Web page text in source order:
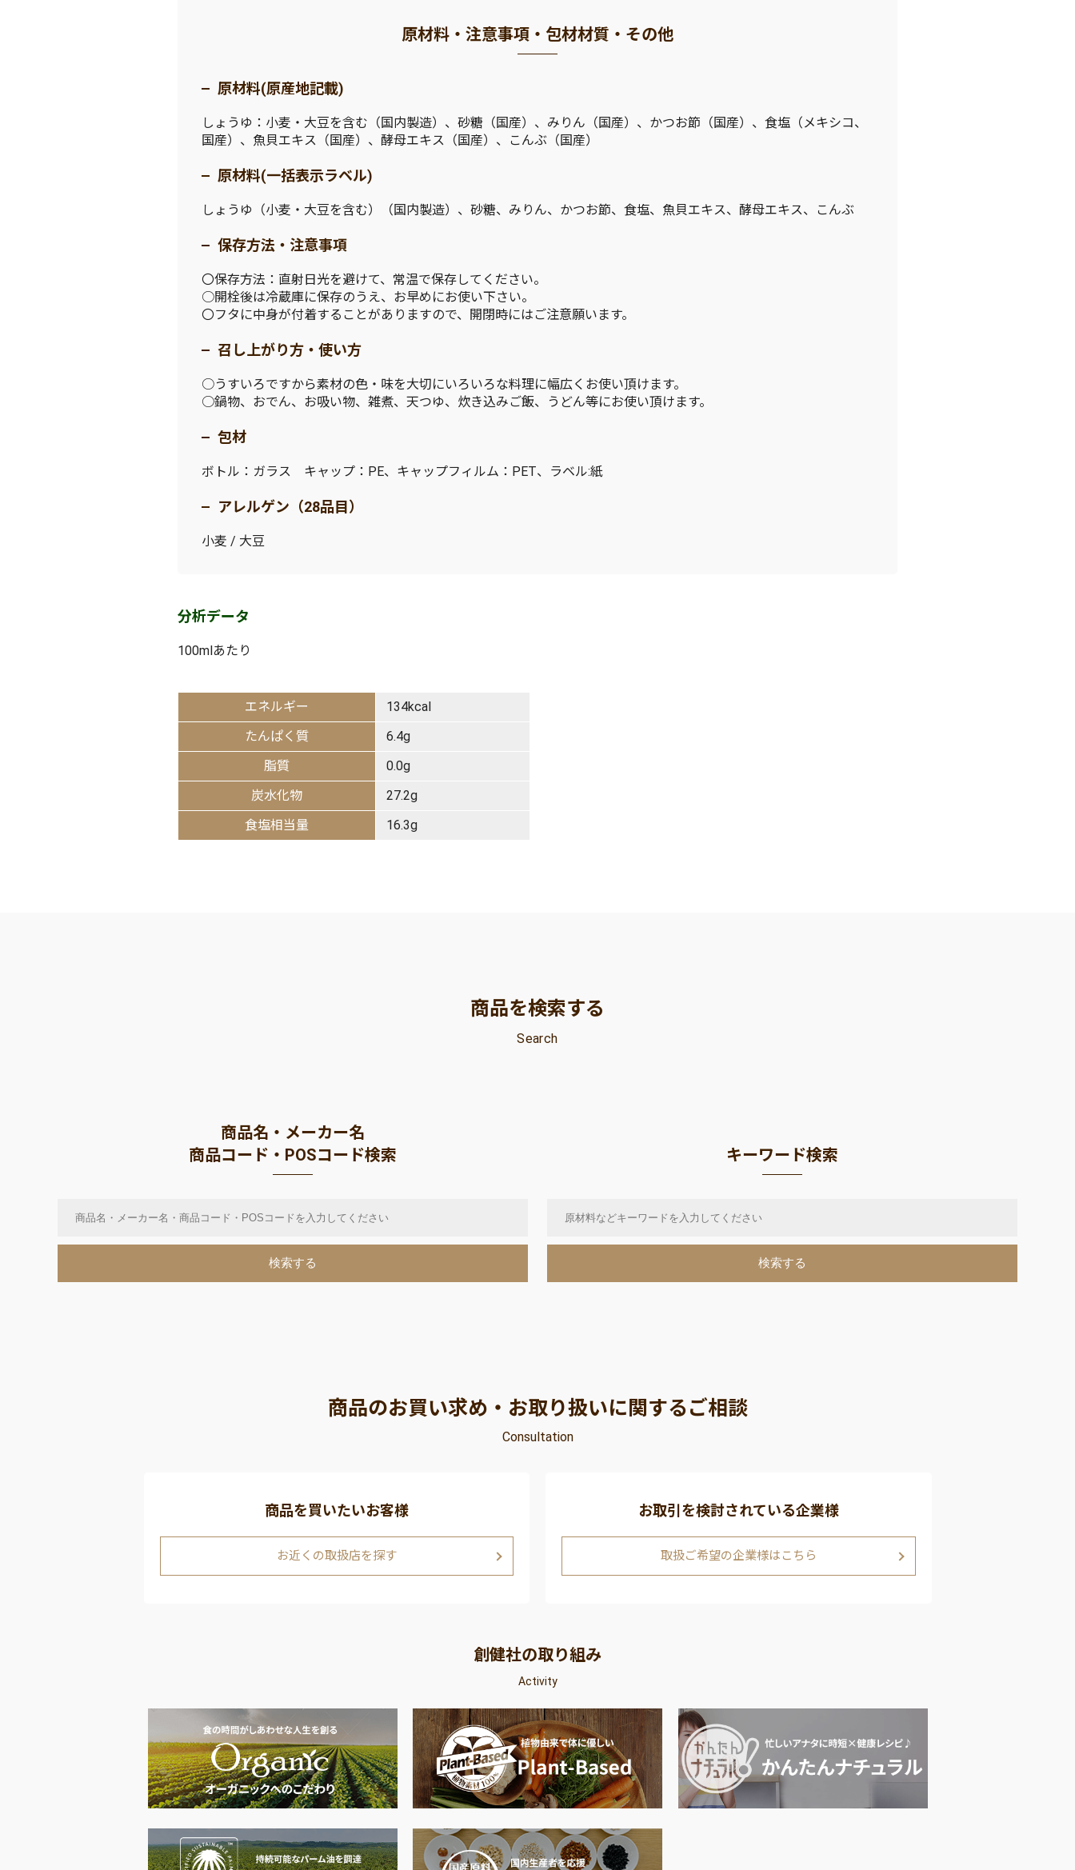
原材料・注意事項・包材材質・その他
原材料(原産地記載)
しょうゆ：小麦・大豆を含む（国内製造）、砂糖（国産）、みりん（国産）、かつお節（国産）、食塩（メキシコ、
国産）、魚貝エキス（国産）、酵母エキス（国産）、こんぶ（国産）
原材料(一括表示ラベル)
しょうゆ（小麦・大豆を含む）（国内製造）、砂糖、みりん、かつお節、食塩、魚貝エキス、酵母エキス、こんぶ
保存方法・注意事項
〇保存方法：直射日光を避けて、常温で保存してください。
○開栓後は冷蔵庫に保存のうえ、お早めにお使い下さい。
〇フタに中身が付着することがありますので、開閉時にはご注意願います。
召し上がり方・使い方
○うすいろですから素材の色・味を大切にいろいろな料理に幅広くお使い頂けます。
○鍋物、おでん、お吸い物、雑煮、天つゆ、炊き込みご飯、うどん等にお使い頂けます。
包材
ボトル：ガラス キャップ：PE、キャップフィルム：PET、ラベル:紙
アレルゲン（28品目）
小麦 / 大豆
分析データ
100mlあたり
エネルギー
134kcal
たんぱく質
6.4g
脂質
0.0g
炭水化物
27.2g
食塩相当量
16.3g
商品を検索する
Search
商品名・メーカー名
商品コード・POSコード検索
キーワード検索
商品のお買い求め・お取り扱いに関するご相談
Consultation
商品を買いたいお客様
お近くの取扱店を探す
お取引を検討されている企業様
取扱ご希望の企業様はこちら
創健社の取り組み
Activity